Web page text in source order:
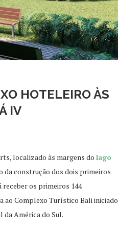
HOTELEIRO ÀS
IV
localizado às margens do lago
da construção dos dois primeiros
os primeiros 144
ao Complexo Turístico Bali iniciado
América do Sul.